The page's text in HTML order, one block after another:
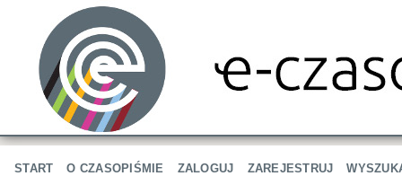
START O CZASOPIŚMIE ZALOGUJ ZAREJESTRUJ